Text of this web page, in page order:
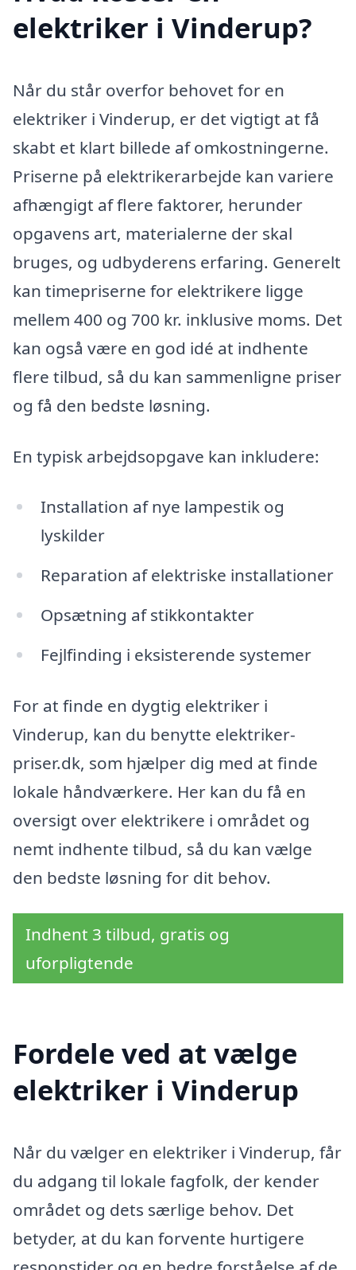
elektriker i Vinderup?
Når du står overfor behovet for en
elektriker i Vinderup, er det vigtigt at få
skabt et klart billede af omkostningerne.
Priserne på elektrikerarbejde kan variere
afhængigt af flere faktorer, herunder
opgavens art, materialerne der skal
bruges, og udbyderens erfaring. Generelt
kan timepriserne for elektrikere ligge
mellem 400 og 700 kr. inklusive moms. Det
kan også være en god idé at indhente
flere tilbud, så du kan sammenligne priser
og få den bedste løsning.
En typisk arbejdsopgave kan inkludere:
Installation af nye lampestik og
lyskilder
Reparation af elektriske installationer
Opsætning af stikkontakter
Fejlfinding i eksisterende systemer
For at finde en dygtig elektriker i
Vinderup, kan du benytte elektriker-
priser.dk, som hjælper dig med at finde
lokale håndværkere. Her kan du få en
oversigt over elektrikere i området og
nemt indhente tilbud, så du kan vælge
den bedste løsning for dit behov.
Indhent 3 tilbud, gratis og
uforpligtende
Fordele ved at vælge
elektriker i Vinderup
Når du vælger en elektriker i Vinderup, får
du adgang til lokale fagfolk, der kender
området og dets særlige behov. Det
betyder, at du kan forvente hurtigere